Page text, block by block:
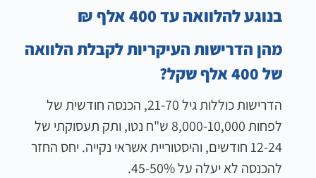
בנוגע להלוואה עד 400 אלף ₪
מהן הדרישות העיקריות לקבלת הלוואה
של 400 אלף שקל?
הדרישות כוללות גיל 21-70, הכנסה חודשית של
לפחות 8,000-10,000 ש"ח נטו, ותק תעסוקתי של
12-24 חודשים, והיסטוריית אשראי נקייה. יחס החזר
להכנסה לא יעלה על 45-50%.